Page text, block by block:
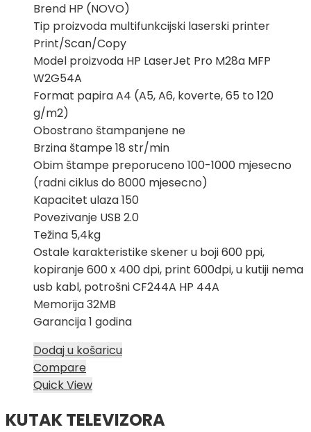
Brend HP (NOVO)
Tip proizvoda multifunkcijski laserski printer
Print/Scan/Copy
Model proizvoda HP LaserJet Pro M28a MFP
W2G54A
Format papira A4 (A5, A6, koverte, 65 to 120
g/m2)
Obostrano štampanjene ne
Brzina štampe 18 str/min
Obim štampe preporuceno 100-1000 mjesecno
(radni ciklus do 8000 mjesecno)
Kapacitet ulaza 150
Povezivanje USB 2.0
Težina 5,4kg
Ostale karakteristike skener u boji 600 ppi,
kopiranje 600 x 400 dpi, print 600dpi, u kutiji nema
usb kabl, potrošni CF244A HP 44A
Memorija 32MB
Garancija 1 godina
Dodaj u košaricu
Compare
Quick View
KUTAK TELEVIZORA